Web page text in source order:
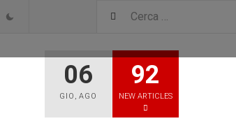
06
GIO , AGO
92
NEW ARTICLES